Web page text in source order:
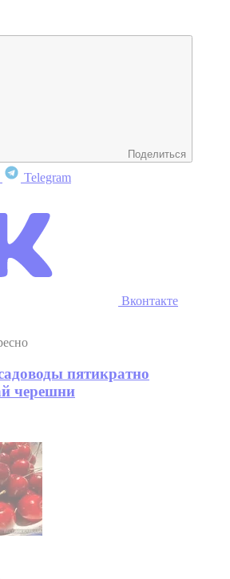
Поделиться
Telegram
Вконтакте
пятикратно
черешни